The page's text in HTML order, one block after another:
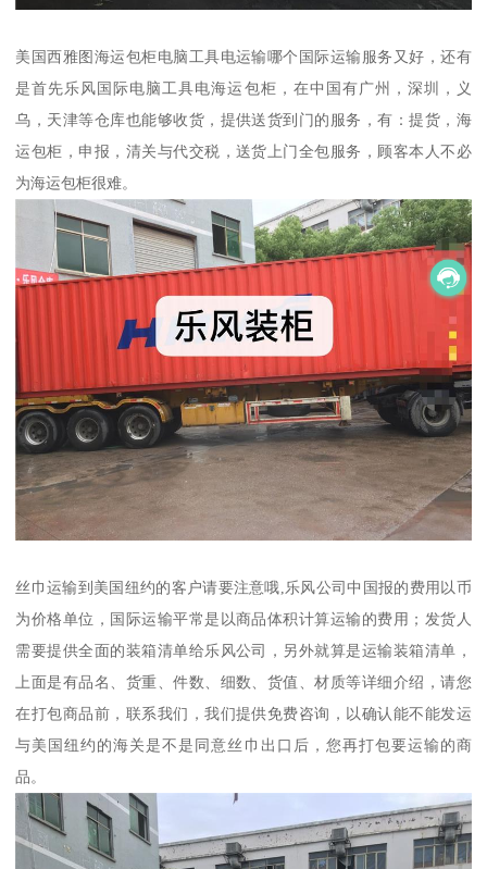
美国西雅图海运包柜电脑工具电运输哪个国际运输服务又好，还有
是首先乐风国际电脑工具电海运包柜，在中国有广州，深圳，义
乌，天津等仓库也能够收货，提供送货到门的服务，有：提货，海
运包柜，申报，清关与代交税，送货上门全包服务，顾客本人不必
为海运包柜很难。
丝巾运输到美国纽约的客户请要注意哦,乐风公司中国报的费用以币
为价格单位，国际运输平常是以商品体积计算运输的费用；发货人
需要提供全面的装箱清单给乐风公司，另外就算是运输装箱清单，
上面是有品名、货重、件数、细数、货值、材质等详细介绍，请您
在打包商品前，联系我们，我们提供免费咨询，以确认能不能发运
与美国纽约的海关是不是同意丝巾出口后，您再打包要运输的商
品。